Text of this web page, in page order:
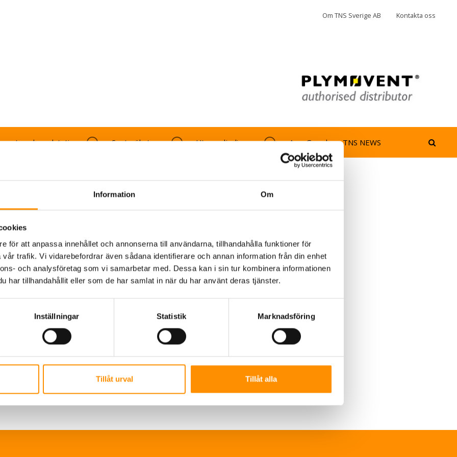
Information Om
för att anpassa innehållet och annonserna till användarna, tillhandahålla funktioner för
trafik. Vi vidarebefordrar även sådana identifierare och annan information från din enhet
och analysföretag som vi samarbetar med. Dessa kan i sin tur kombinera informationen
har tillhandahållit eller som de har samlat in när du har använt deras tjänster.
Inställningar Statistik Marknadsföring
Tillåt urval Tillåt alla
Om TNS Sverige AB Kontakta oss
brandstation Svetsrökutsug Utsug oljedimma AeroGuard TNS NEWS
SE (2)
A4 SE (2)